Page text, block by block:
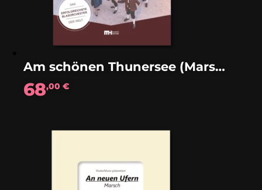
Am schönen Thunersee (Marsch)
68,00€